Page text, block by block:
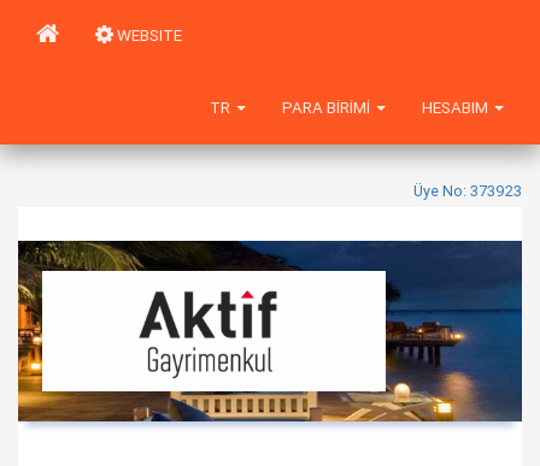
WEBSITE
HESABIM
PARA BIRIMI
TR
Üye No: 373923